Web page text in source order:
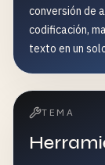
conversión de
codificación,
texto en un
TEMA